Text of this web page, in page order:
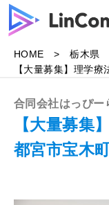
HOME 栃木県
【大量募集】理学
合同会社はっぴー
【大量募集
都宮市宝木町